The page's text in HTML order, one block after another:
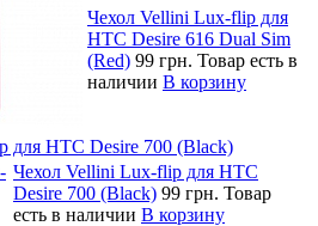
Чехол Vellini Lux-flip для
HTC Desire 616 Dual Sim
(Red) 99 грн. Товар есть в
наличии В корзину
для HTC Desire 700 (Black)
Чехол Vellini Lux-flip для HTC
Desire 700 (Black) 99 грн. Товар
есть в наличии В корзину